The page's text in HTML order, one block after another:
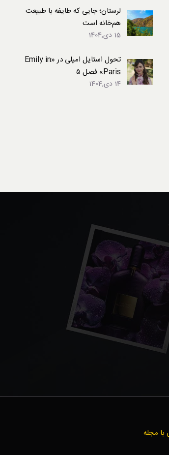
لرستان؛ جایی که طایفه با طبیعت
هم‌خانه است
15 دی,1404
تحول استایل امیلی در «Emily in
Paris» فصل ۵
14 دی,1404
با مجله